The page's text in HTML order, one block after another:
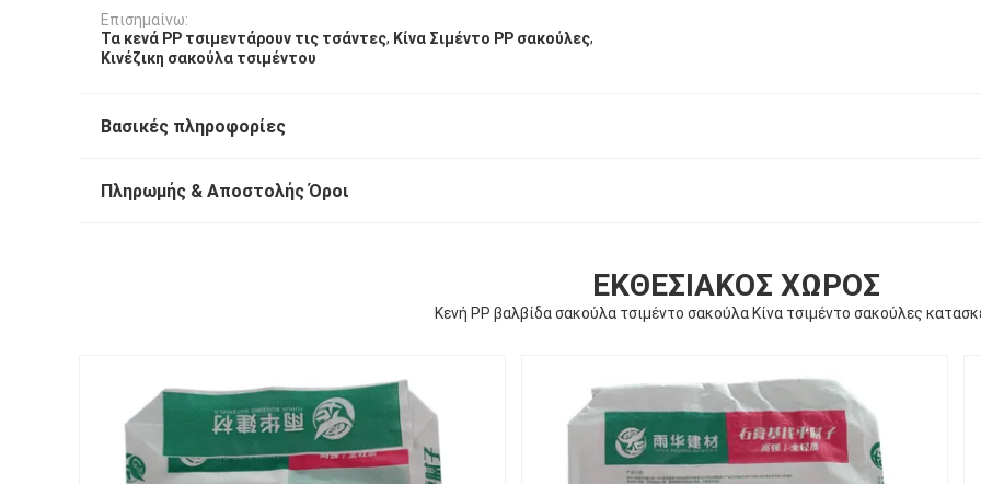
Επισημαίνω:
Τα κενά PP τσιμεντάρουν τις τσάντες, Κίνα Σιμέντο PP σακούλες,
Κινέζικη σακούλα τσιμέντου
Βασικές πληροφορίες
Πληρωμής & Αποστολής Όροι
ΕΚΘΕΣΙΑΚΌΣ ΧΏΡΟΣ
Κενή PP βαλβίδα σακούλα τσιμέντο σακούλα Κίνα τσιμέντο σακούλες